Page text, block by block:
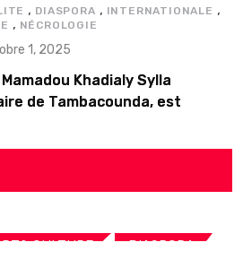
, DIASPORA , INTERNATIONALE ,
, NÉCROLOGIE
1, 2025
Khadialy Sylla
de Tambacounda, est
CULTURE DIASPORA